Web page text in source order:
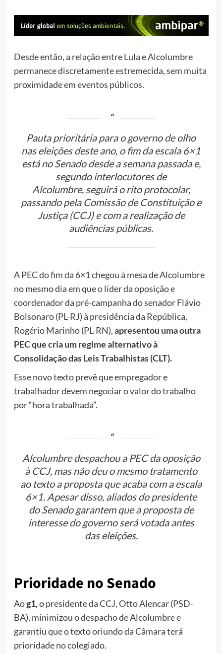
Desde então, a relação entre Lula e Alcolumbre
permanece discretamente estremecida, sem muita
proximidade em eventos públicos.
Pauta prioritária para o governo de olho
nas eleições deste ano, o fim da escala 6×1
está no Senado desde a semana passada e,
segundo interlocutores de
Alcolumbre, seguirá o rito protocolar,
passando pela Comissão de Constituição e
Justiça (CCJ) e com a realização de
audiências públicas.
A PEC do fim da 6×1 chegou à mesa de Alcolumbre
no mesmo dia em que o líder da oposição e
coordenador da pré-campanha do senador Flávio
Bolsonaro (PL-RJ) à presidência da República,
Rogério Marinho (PL-RN),apresentou uma outra
PEC que cria um regime alternativo à
Consolidação das Leis Trabalhistas (CLT).
Esse novo texto prevê que empregador e
trabalhador devem negociar o valor do trabalho
por “hora trabalhada”.
Alcolumbre despachou a PEC da oposição
à CCJ, mas não deu o mesmo tratamento
ao texto a proposta que acaba com a escala
6×1. Apesar disso, aliados do presidente
do Senado garantem que a proposta de
interesse do governo será votada antes
das eleições.
Prioridade no Senado
Aog1,o presidente da CCJ, Otto Alencar (PSD-
BA), minimizou o despacho de Alcolumbre e
garantiu que o texto oriundo da Câmara terá
prioridade no colegiado.